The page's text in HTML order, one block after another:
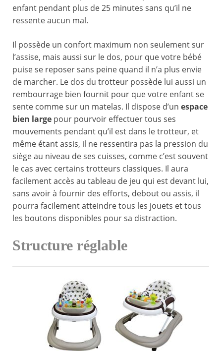
enfant pendant plus de 25 minutes sans qu’il ne
ressente aucun mal.
Il possède un confort maximum non seulement sur
l’assise, mais aussi sur le dos, pour que votre bébé
puise se reposer sans peine quand il n’a plus envie
de marcher. Le dos du trotteur possède lui aussi un
rembourrage bien fournit pour que votre enfant se
sente comme sur un matelas. Il dispose d’un espace
bien large pour pourvoir effectuer tous ses
mouvements pendant qu’il est dans le trotteur, et
même étant assis, il ne ressentira pas la pression du
siège au niveau de ses cuisses, comme c’est souvent
le cas avec certains trotteurs classiques. Il aura
facilement accès au tableau de jeu qui est devant lui,
sans avoir à fournir des efforts, debout ou assis, il
pourra facilement atteindre tous les jouets et tous
les boutons disponibles pour sa distraction.
Structure réglable